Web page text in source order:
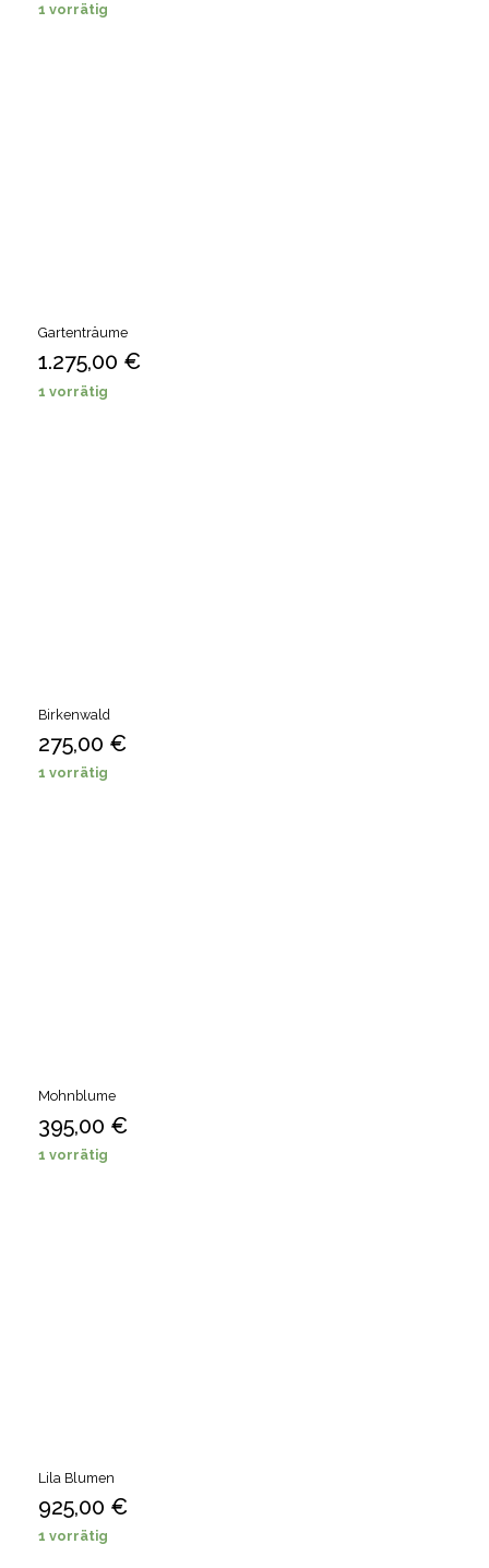
1 vorrätig
Gartenträume
1.275,00 €
1 vorrätig
Birkenwald
275,00 €
1 vorrätig
Mohnblume
395,00 €
1 vorrätig
Lila Blumen
925,00 €
1 vorrätig